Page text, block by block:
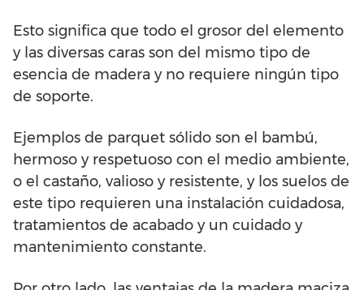
Esto significa que todo el grosor del elemento
y las diversas caras son del mismo tipo de
esencia de madera y no requiere ningún tipo
de soporte.
Ejemplos de parquet sólido son el bambú,
hermoso y respetuoso con el medio ambiente,
o el castaño, valioso y resistente, y los suelos de
este tipo requieren una instalación cuidadosa,
tratamientos de acabado y un cuidado y
mantenimiento constante.